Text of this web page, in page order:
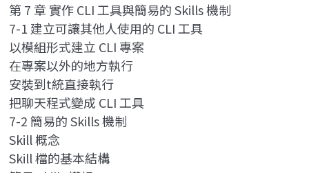
第 7 章 實作 CLI 工具與簡易的 Skills 機制
7-1 建立可讓其他人使用的 CLI 工具
以模組形式建立 CLI 專案
在專案以外的地方執行
安裝到t統直接執行
把聊天程式變成 CLI 工具
7-2 簡易的 Skills 機制
Skill 概念
Skill 檔的基本結構